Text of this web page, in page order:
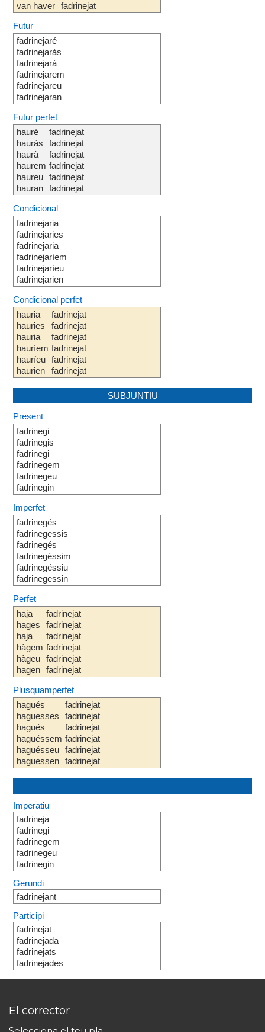
van haver fadrinejat
Futur
fadrinejaré
fadrinejaràs
fadrinejarà
fadrinejarem
fadrinejareu
fadrinejaran
Futur perfet
hauré
hauràs
haurà
haurem
haureu
hauran
fadrinejat
fadrinejat
fadrinejat
fadrinejat
fadrinejat
fadrinejat
Condicional
fadrinejaria
fadrinejaries
fadrinejaria
fadrinejaríem
fadrinejaríeu
fadrinejarien
Condicional perfet
hauria
hauries
hauria
hauríem
hauríeu
haurien
fadrinejat
fadrinejat
fadrinejat
fadrinejat
fadrinejat
fadrinejat
SUBJUNTIU
Present
fadrinegi
fadrinegis
fadrinegi
fadrinegem
fadrinegeu
fadrinegin
Imperfet
fadrinegés
fadrinegessis
fadrinegés
fadrinegéssim
fadrinegéssiu
fadrinegessin
Perfet
haja
hages
haja
hàgem
hàgeu
hagen
fadrinejat
fadrinejat
fadrinejat
fadrinejat
fadrinejat
fadrinejat
Plusquamperfet
hagués
haguesses
hagués
haguéssem
haguésseu
haguessen
fadrinejat
fadrinejat
fadrinejat
fadrinejat
fadrinejat
fadrinejat
Imperatiu
fadrineja
fadrinegi
fadrinegem
fadrinegeu
fadrinegin
Gerundi
fadrinejant
Participi
fadrinejat
fadrinejada
fadrinejats
fadrinejades
El corrector